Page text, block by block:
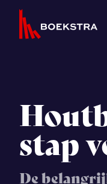
stap
De